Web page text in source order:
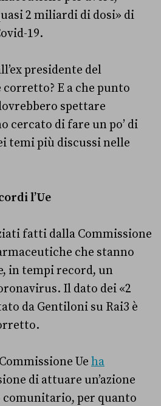
2 miliardi di dosi» di
19.
presidente del
E a che punto
spettare
cercato di fare un po’ di
temi più discussi nelle
l’Ue
fatti dalla Commissione
che stanno
in tempi record, un
Il dato dei «2
da Gentiloni su Rai3 è
Ue ha
di attuare un’azione
per quanto